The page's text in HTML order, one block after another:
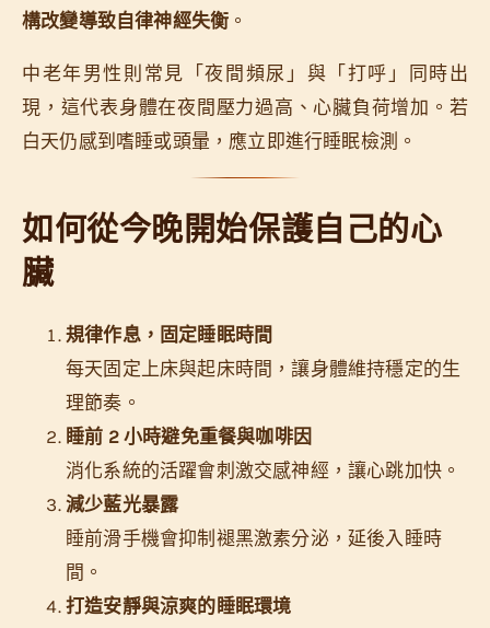
構改變導致自律神經失衡 。
中老年男性則常見「夜間頻尿」與「打呼」同時出
現，這代表身體在夜間壓力過高、心臟負荷增加。若
白天仍感到嗜睡或頭暈，應立即進行睡眠檢測。
如何從今晚開始保護自己的心
臟
規律作息，固定睡眠時間
每天固定上床與起床時間，讓身體維持穩定的生
理節奏。
睡前 2 小時避免重餐與咖啡因
消化系統的活躍會刺激交感神經，讓心跳加快。
減少藍光暴露
睡前滑手機會抑制褪黑激素分泌，延後入睡時
間。
打造安靜與涼爽的睡眠環境